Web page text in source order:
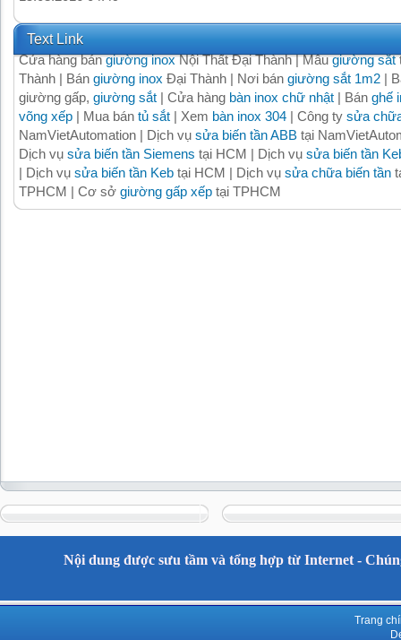
Text Link
Cửa hàng bángiường inoxNội Thất Đại Thành | Mẫugiường sắt
Thành | Bán giường inox Đại Thành | Nơi bán giường sắt 1m2 |
giường gấp, giường sắt | Cửa hàng bàn inox chữ nhật | Bán ghế
võng xếp | Mua bán tủ sắt | Xem bàn inox 304 | Công ty sửa
NamVietAutomation | Dịch vụ sửa biến tần ABB tại
Dịch vụ sửa biến tần Siemens tại HCM | Dịch vụ sửa biến tần
| Dịch vụ sửa biến tần Keb tại HCM | Dịch vụ sửa chữa biến tần
TPHCM | Cơ sở giường gấp xếp tại TPHCM
Nội dung được sưu tầm và tổng hợp từ Internet -
Trang